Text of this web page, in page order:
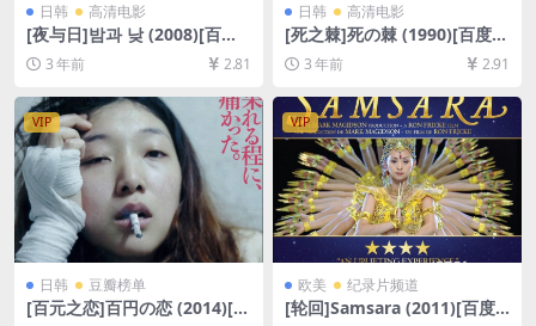
日韩 高清电影
[夜与日]밤과 낮 (2008)[百度
网盘+夸克网盘1080P超清未
删减资源][网盘在线播放/下
载][MP4/9.3GB][中文字幕]
3 年前 2.81
日韩 高清电影
[死之棘]死の棘 (1990)[百度网
盘+夸克网盘1080P超清未删
减资源][网盘在线播放/下载]
[MP4/7.4GB][中文字幕]
3 年前 2.91
VIP
日韩 豆瓣榜单
[百元之恋]百円の恋 (2014)[百
VIP
欧美 纪录片频道
[轮回]Samsara (2011)[百度